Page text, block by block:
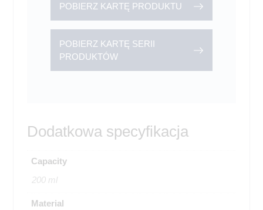
POBIERZ KARTĘ PRODUKTU
POBIERZ KARTĘ SERII
PRODUKTÓW
Dodatkowa specyfikacja
Capacity
200 ml
Material